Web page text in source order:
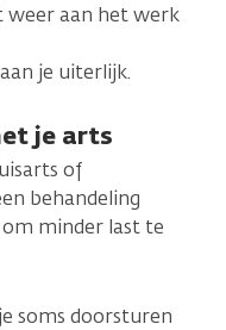
aan het werk
je uiterlijk.
je arts
of
behandeling
minder last te
soms doorsturen